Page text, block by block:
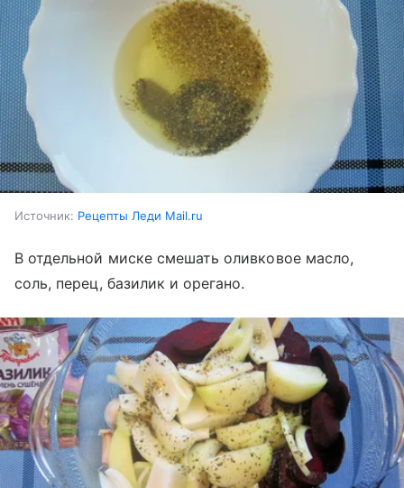
Источник: Рецепты Леди Mail.ru
В отдельной миске смешать оливковое масло,
соль, перец, базилик и орегано.